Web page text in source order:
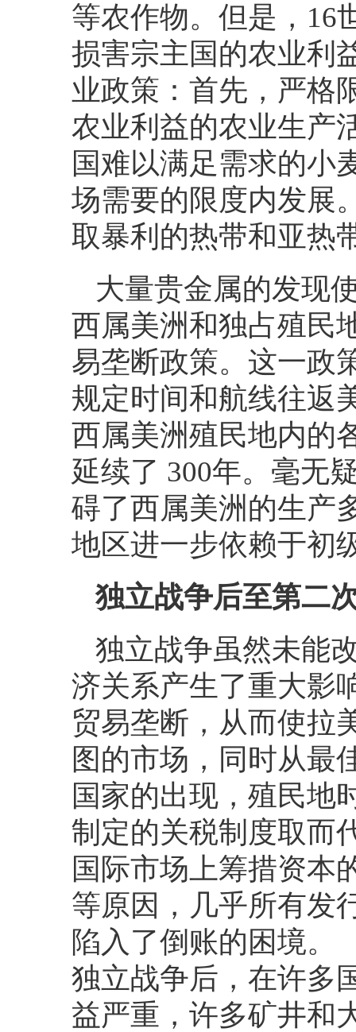
等农作物。但是， 16
损害宗主国的农业利
业政策：首先，严格
农业利益的农业生产
国难以满足需求的小
场需要的限度内发展
取暴利的热带和亚热
大量贵金属的发现
西属美洲和独占殖民
易垄断政策。这一政
规定时间和航线往返
西属美洲殖民地内的
延续了 300年。毫无
碍了西属美洲的生产
地区进一步依赖于初
独立战争后至第二
独立战争虽然未能
济关系产生了重大影
贸易垄断，从而使拉
图的市场，同时从最
国家的出现，殖民地
制定的关税制度取而
国际市场上筹措资本
等原因，几乎所有发
陷入了倒账的困境。
独立战争后，在许多
益严重，许多矿井和